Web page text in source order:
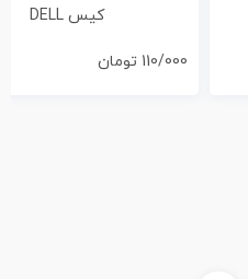
کیس DELL
110/000 تومان